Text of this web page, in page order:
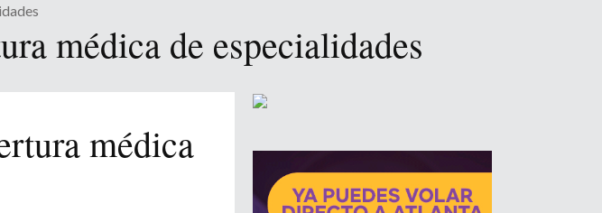
médica de especialidades
médica